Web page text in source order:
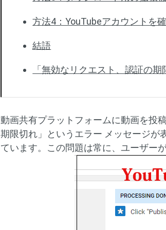
方法4：YouTubeアカウントを
結語
「無効なリクエスト、認証の
動画共有プラットフォームに動画を投
期限切れ」というエラー メッセージが
ています。この問題は常に、ユーザー